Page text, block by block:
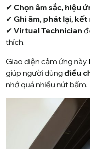
✔ Chọn âm sắc, hiệu
✔ Ghi âm, phát lại,
✔ Virtual Technician
thích.
Giao diện cảm ứng này
giúp người dùng điều
nhớ quá nhiều nút bấm.